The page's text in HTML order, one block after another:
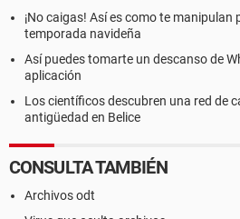
¡No caigas! Así es como te manipulan
temporada navideña
Así puedes tomarte un descanso de
aplicación
Los científicos descubren una red de
antigüedad en Belice
CONSULTA TAMBIÉN
Archivos odt